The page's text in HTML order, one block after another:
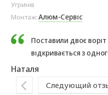
Угринів
Монтаж:Алюм-Сервіс
Поставили двоє
відкривається з
Наталя
Следующий